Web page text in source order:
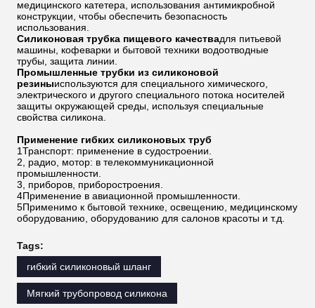
медицинского катетера, использования антимикробной
конструкции, чтобы обеспечить безопасность
использования.
Силиконовая трубка пищевого качествадля питьевой
машины, кофеварки и бытовой техники водоотводные
трубы, защита линии.
Промышленные трубки из силиконовой
резиныиспользуются для специального химического,
электрического и другого специального потока носителей
защиты окружающей среды, используя специальные
свойства силикона.
Применение гибких силиконовых труб
1Транспорт: применение в судостроении.
2, радио, мотор: в телекоммуникационной
промышленности.
3, приборов, приборостроения.
4Применение в авиационной промышленности.
5Применимо к бытовой технике, освещению, медицинскому
оборудованию, оборудованию для салонов красоты и т.д.
Tags:
гибкий силиконовый шланг
Мягкий трубопровод силикона